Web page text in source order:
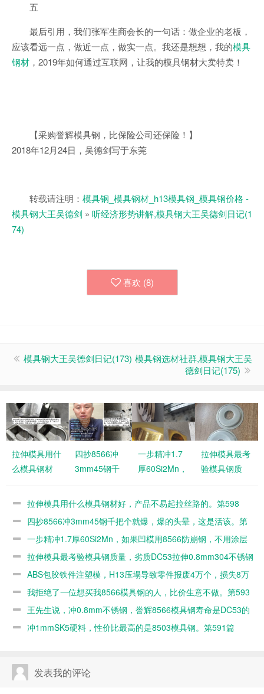
五
最后引用，我们张军生商会长的一句话：做企业的老板，
应该看远一点，做近一点，做实一点。我还是想想，我的模具
钢材 ，2019年如何通过互联网，让我的模具钢材大卖特卖！
【采购誉辉模具钢，比保险公司还保险！】
2018年12月24日，吴德剑写于东莞
转载请注明： 模具钢_模具钢材_h13模具钢_模具钢价格 -
模具钢大王吴德剑 » 听经济形势讲解,模具钢大王吴德剑日记(1
74)
喜欢 (8)
模具钢大王吴德剑日记(173) 模具钢选材社群,模具钢大王吴
德剑日记(175)
拉伸模具用什
么模具钢材
起拉丝路的。
四抄8566冲
3mm45钢千
的头晕，这是
篇
一步精冲1.7
厚60Si2Mn，
8566防崩
的。第596篇
拉伸模具最考
验模具钢质
DC53拉伸
锈钢几百个就
毛了。第595
篇
拉伸模具用什么模具钢材好，产品不易起拉丝路的。第598
篇
四抄8566冲3mm45钢千把个就爆，爆的头晕，这是活该。第
597篇一步精冲1.7厚60Si2Mn，如果凹模用8566防崩钢，不用涂层
的。第596篇
拉伸模具最考验模具钢质量，劣质DC53拉伸0.8mm304不锈钢
几百个就毛了。第595篇
ABS包胶铁件注塑模，H13压塌导致零件报废4万个，损失8万
元。第594篇
我拒绝了一位想买我8566模具钢的人，比价生意不做。第593
篇
王先生说，冲0.8mm不锈钢，誉辉8566模具钢寿命是DC53的
10倍。第592篇
冲1mmSK5硬料，性价比最高的是8503模具钢。第591篇
发表我的评论